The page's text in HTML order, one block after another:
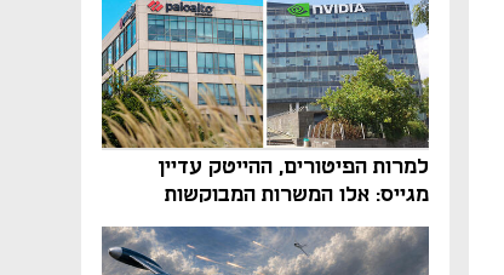
למרות הפיטורים, ההייטק עדיין
מגייס: אלו המשרות המבוקשות
והטיפים שיביאו אתכם לשם